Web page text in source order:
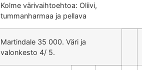
Kolme värivaihtoehtoa: Oliivi,
tummanharmaa ja pellava
Martindale 35 000. Väri ja
valonkesto 4/ 5.